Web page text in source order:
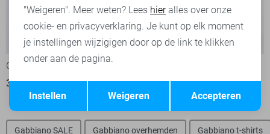
-50%
Gabbiano Polo
35,00 69,99
35,00 69,99
Gabbiano SALE Gabbiano overhemden Gabbiano t-shirts
Terug Opslaan
"Weigeren". Meer weten? Lees hieralles over onze
cookie- en privacyverklaring. Je kunt op elk moment
je instellingen wijzigigen door op de link te klikken
onder aan de pagina.
Accepteren
Weigeren
Instellen